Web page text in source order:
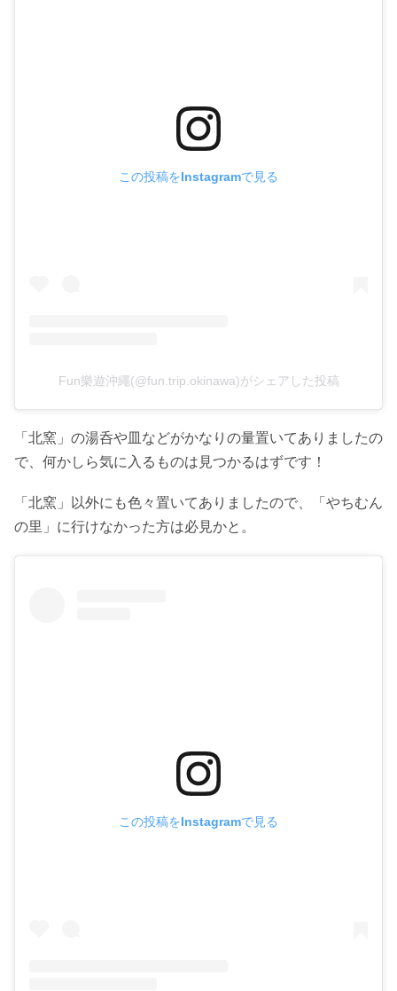
この投稿をInstagramで見る
Fun樂遊沖繩(@fun.trip.okinawa)がシェアした投稿
「北窯」の湯呑や皿などがかなりの量置いてありましたの
で、何かしら気に入るものは見つかるはずです！
「北窯」以外にも色々置いてありましたので、「やちむん
の里」に行けなかった方は必見かと。
この投稿をInstagramで見る